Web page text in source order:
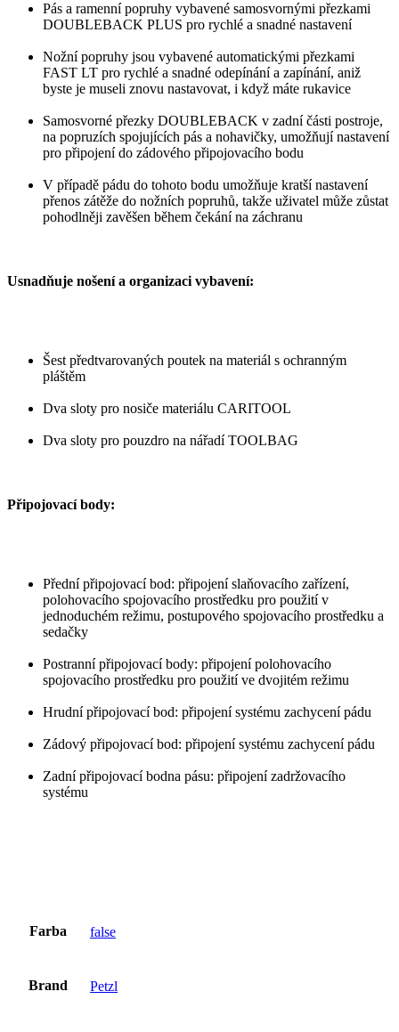
Pás a ramenní popruhy vybavené samosvornými přezkami
DOUBLEBACK PLUS pro rychlé a snadné nastavení
Nožní popruhy jsou vybavené automatickými přezkami
FAST LT pro rychlé a snadné odepínání a zapínání, aniž
byste je museli znovu nastavovat, i když máte rukavice
Samosvorné přezky DOUBLEBACK v zadní části postroje,
na popruzích spojujících pás a nohavičky, umožňují nastavení
pro připojení do zádového připojovacího bodu
V případě pádu do tohoto bodu umožňuje kratší nastavení
přenos zátěže do nožních popruhů, takže uživatel může zůstat
pohodlněji zavěšen během čekání na záchranu
Usnadňuje nošení a organizaci vybavení:
Šest předtvarovaných poutek na materiál s ochranným
pláštěm
Dva sloty pro nosiče materiálu CARITOOL
Dva sloty pro pouzdro na nářadí TOOLBAG
Připojovací body:
Přední připojovací bod: připojení slaňovacího zařízení,
polohovacího spojovacího prostředku pro použití v
jednoduchém režimu, postupového spojovacího prostředku a
sedačky
Postranní připojovací body: připojení polohovacího
spojovacího prostředku pro použití ve dvojitém režimu
Hrudní připojovací bod: připojení systému zachycení pádu
Zádový připojovací bod: připojení systému zachycení pádu
Zadní připojovací bodna pásu: připojení zadržovacího
systému
Farba false
Brand Petzl